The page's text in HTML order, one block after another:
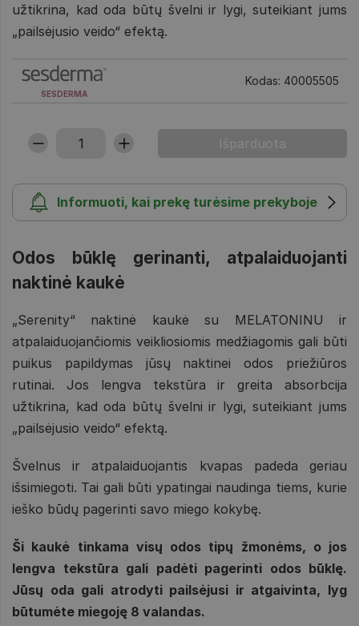
užtikrina, kad oda būtų švelni ir lygi, suteikiant jums
„pailsėjusio veido“ efektą.
SESDERMA
Kodas: 40005505
Informuoti, kai prekę turėsime prekyboje
Odos būklę gerinanti, atpalaiduojanti
naktinė kaukė
„Serenity“ naktinė kaukė su MELATONINU ir
atpalaiduojančiomis veikliosiomis medžiagomis gali būti
puikus papildymas jūsų naktinei odos priežiūros
rutinai. Jos lengva tekstūra ir greita absorbcija
užtikrina, kad oda būtų švelni ir lygi, suteikiant jums
„pailsėjusio veido“ efektą.
Švelnus ir atpalaiduojantis kvapas padeda geriau
išsimiegoti. Tai gali būti ypatingai naudinga tiems, kurie
ieško būdų pagerinti savo miego kokybę.
Ši kaukė tinkama visų odos tipų žmonėms, o jos
lengva tekstūra gali padėti pagerinti odos būklę.
Jūsų oda gali atrodyti pailsėjusi ir atgaivinta, lyg
būtumėte miegoję 8 valandas.